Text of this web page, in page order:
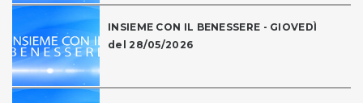
INSIEME CON IL BENESSERE - GIOVEDÌ
del 28/05/2026